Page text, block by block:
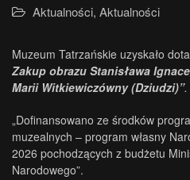
Aktualności, Aktualności
Muzeum Tatrzańskie uzyskało
Zakup obrazu Stanisława
Marii Witkiewiczówny (Dziudzi)”.
„Dofinansowano ze środków
muzealnych – program własny
2026 pochodzących z budżetu
Narodowego”.